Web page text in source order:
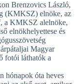
Brenzovics László,
(KMKSZ) elnöke, az
a KMKSZ alelnöke,
elnökhelyettese és
Magyar
fotói láthatók a
hónapok óta heves